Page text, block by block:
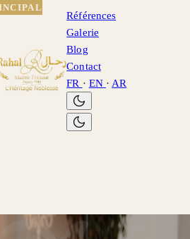
Références
Galerie
Blog
Contact
FR · EN · AR